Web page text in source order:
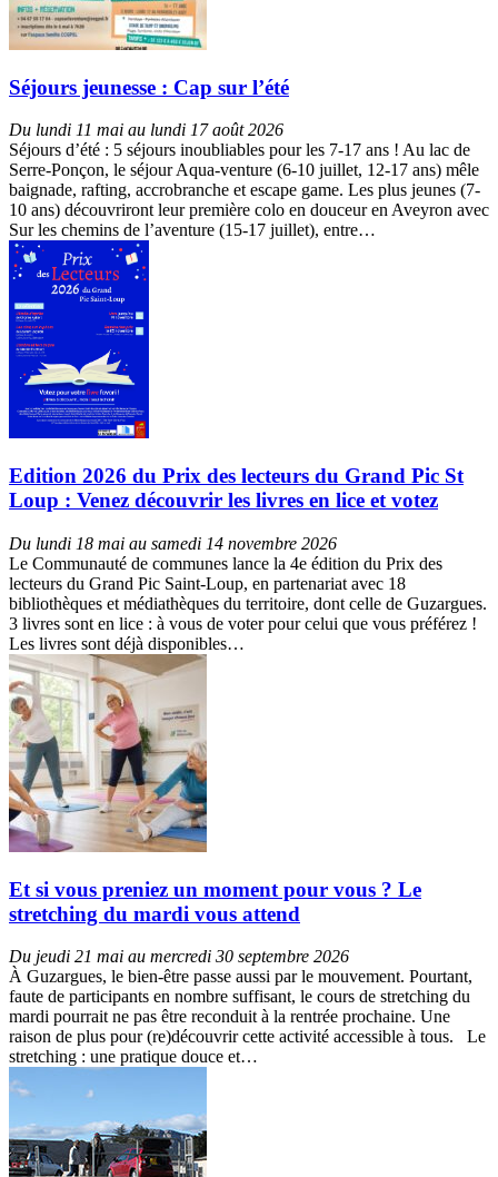
Séjours jeunesse : Cap sur l’été
Du lundi 11 mai au lundi 17 août 2026
Séjours d’été : 5 séjours inoubliables pour les 7-17 ans ! Au lac de
Serre-Ponçon, le séjour Aqua-venture (6-10 juillet, 12-17 ans) mêle
baignade, rafting, accrobranche et escape game. Les plus jeunes (7-
10 ans) découvriront leur première colo en douceur en Aveyron avec
Sur les chemins de l’aventure (15-17 juillet), entre…
Edition 2026 du Prix des lecteurs du Grand Pic St
Loup : Venez découvrir les livres en lice et votez
Du lundi 18 mai au samedi 14 novembre 2026
Le Communauté de communes lance la 4e édition du Prix des
lecteurs du Grand Pic Saint-Loup, en partenariat avec 18
bibliothèques et médiathèques du territoire, dont celle de Guzargues.
3 livres sont en lice : à vous de voter pour celui que vous préférez !
Les livres sont déjà disponibles…
Et si vous preniez un moment pour vous ? Le
stretching du mardi vous attend
Du jeudi 21 mai au mercredi 30 septembre 2026
À Guzargues, le bien-être passe aussi par le mouvement. Pourtant,
faute de participants en nombre suffisant, le cours de stretching du
mardi pourrait ne pas être reconduit à la rentrée prochaine. Une
raison de plus pour (re)découvrir cette activité accessible à tous. Le
stretching : une pratique douce et…